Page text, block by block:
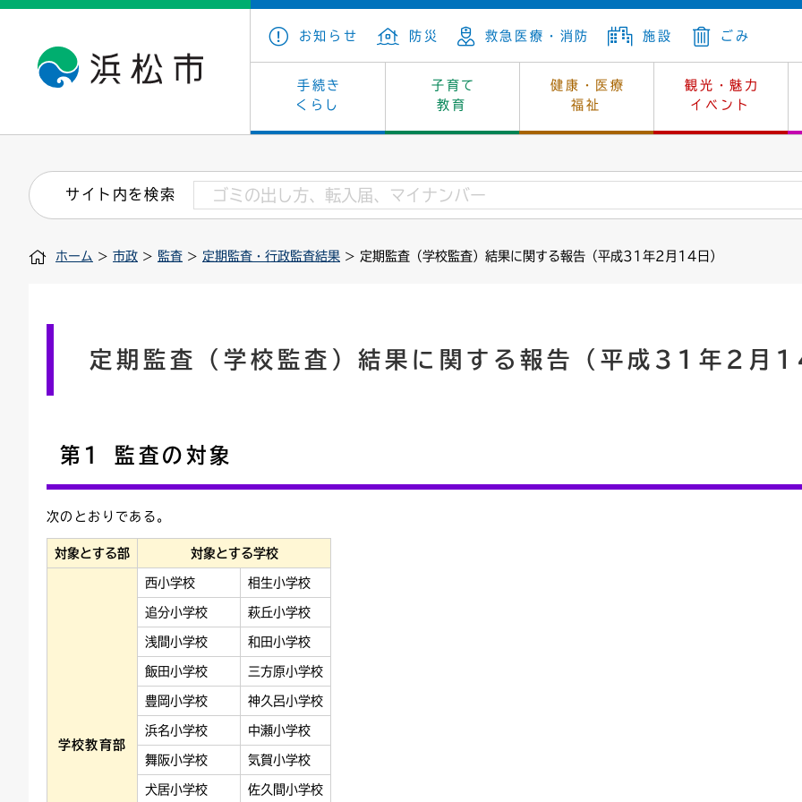
お知らせ 防災 救急医療・消防 施設 ごみ
手続き
くらし
子育て
教育
健康・医療
福祉
観光・魅力
イベント
戸籍・住民の手続き 保険・年金 上下水道
住まい・建築 墓地・斎場 消費生活
税金 法人税 環境
子育て・青少年・若者 教育 生涯学習
看護専門学校 学級閉鎖 幼稚園一覧
小学校一覧 中学校一覧
健康・医療 福祉 休日当番医
介護保険 保健所
文化・芸術 文化財 レジャー・スポーツ
浜松・浜名湖だいすきネット はじめよう、ハマライフ
産業振興 カーボンニュートラル 土地
発注情報(入札・契約) 福祉・介護 環境対策
募集 雇用・就労 企業立地
市の概要 庁舎案内 市長の部屋
外郭団体 統計 選挙
職員採用 市有財産 例規・公示
サイト内を検索
ホーム > 市政 > 監査 > 定期監査・行政監査結果 > 定期監査（学校監査）結果に関する報告（平成31年2月14日）
定期監査（学校監査）結果に関する報告（平成31年2月
第1 監査の対象
次のとおりである。
対象とする部 対象とする学校
学校教育部
西小学校 相生小学校
追分小学校 萩丘小学校
浅間小学校 和田小学校
飯田小学校 三方原小学校
豊岡小学校 神久呂小学校
浜名小学校 中瀬小学校
舞阪小学校 気賀小学校
犬居小学校 佐久間小学校